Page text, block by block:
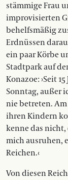
stämmige Frau
improvisierten
behelfsmäßig
Erdnüssen
ein paar Körbe
Stadtpark auf
Konazoe: ›Seit
Sonntag, außer
nie betreten.
ihren Kindern
kenne das nicht,
mich ausruhen,
Reichen.‹
Von diesen